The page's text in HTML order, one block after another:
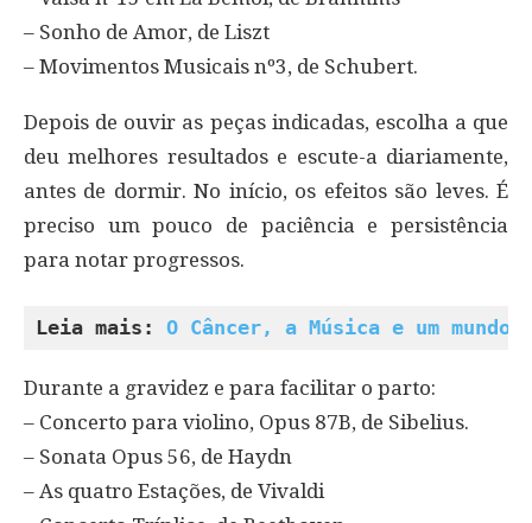
– Sonho de Amor, de Liszt
– Movimentos Musicais nº3, de Schubert.
Depois de ouvir as peças indicadas, escolha a que
deu melhores resultados e escute-a diariamente,
antes de dormir. No início, os efeitos são leves. É
preciso um pouco de paciência e persistência
para notar progressos.
Leia mais: O Câncer, a Música e um mundo
Durante a gravidez e para facilitar o parto:
– Concerto para violino, Opus 87B, de Sibelius.
– Sonata Opus 56, de Haydn
– As quatro Estações, de Vivaldi